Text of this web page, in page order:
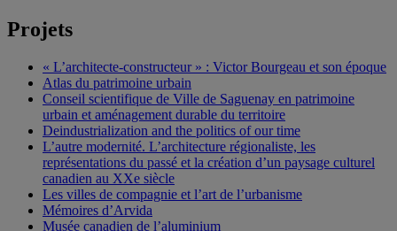
Projets
« L’architecte-constructeur » : Victor Bourgeau et son époque
Atlas du patrimoine urbain
Conseil scientifique de Ville de Saguenay en patrimoine
urbain et aménagement durable du territoire
Deindustrialization and the politics of our time
L’autre modernité. L’architecture régionaliste, les
représentations du passé et la création d’un paysage culturel
canadien au XXe siècle
Les villes de compagnie et l’art de l’urbanisme
Mémoires d’Arvida
Musée canadien de l’aluminium